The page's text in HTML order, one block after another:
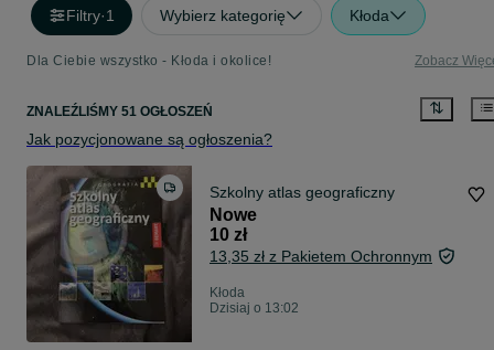
Filtry·1 Wybierz kategorię Kłoda
Dla Ciebie wszystko - Kłoda i okolice! Zobacz
ZNALEŹLIŚMY 51 OGŁOSZEŃ
Jak pozycjonowane są ogłoszenia?
Szkolny atlas geograficzny
Nowe
10 zł
13,35 zł z Pakietem Ochronnym
Kłoda
Dzisiaj o 13:02